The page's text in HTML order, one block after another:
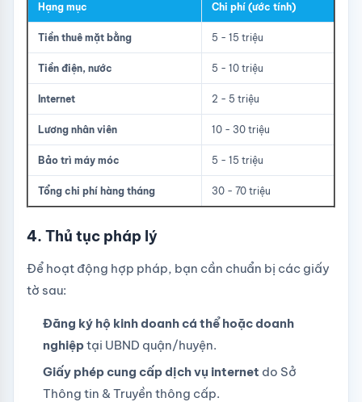
Hạng mục Chi phí (ước tính)
Tiền thuê mặt bằng 5 - 15 triệu
Tiền điện, nước 5 - 10 triệu
Internet 2 - 5 triệu
Lương nhân viên 10 - 30 triệu
Bảo trì máy móc 5 - 15 triệu
Tổng chi phí hàng tháng 30 - 70 triệu
4. Thủ tục pháp lý
Để hoạt động hợp pháp, bạn cần chuẩn bị các giấy
tờ sau:
Đăng ký hộ kinh doanh cá thể hoặc doanh
nghiệptại UBND quận/huyện.
Giấy phép cung cấp dịch vụ internet do Sở
Thông tin & Truyền thông cấp.